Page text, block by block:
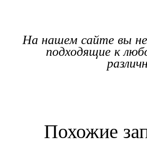
На нашем сайте вы
подходящие к
Похожие